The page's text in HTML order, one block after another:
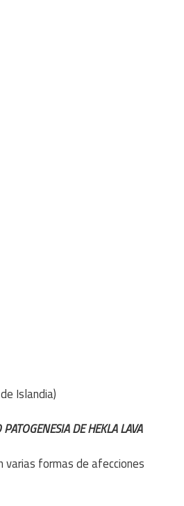
Islandia)
DE HEKLA LAVA
varias formas de afecciones